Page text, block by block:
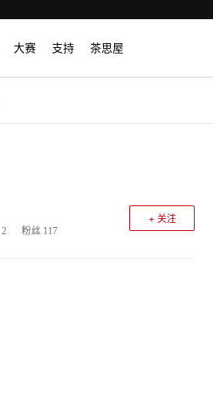
大赛 支持 茶思屋
2 粉丝 117
+ 关注